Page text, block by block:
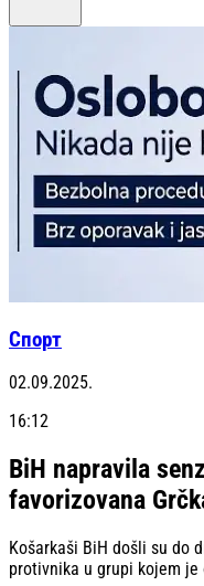
Спорт
02.09.2025.
16:12
BiH napravila
favorizovana
Košarkaši BiH došli su do
protivnika u grupi kojem